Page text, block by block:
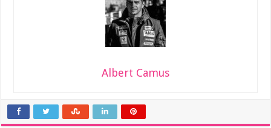
Albert Camus